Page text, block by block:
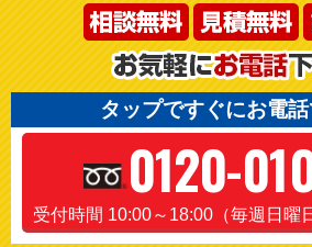
タップですぐにお電